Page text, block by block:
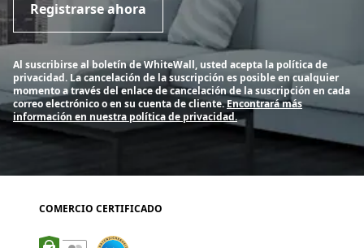
Registrarse ahora
Al suscribirse al boletín de WhiteWall, usted acepta la política de
privacidad. La cancelación de la suscripción es posible en cualquier
momento a través del enlace de cancelación de la suscripción en cada
correo electrónico o en su cuenta de cliente.Encontrará más
información en nuestra política de privacidad.
COMERCIO CERTIFICADO